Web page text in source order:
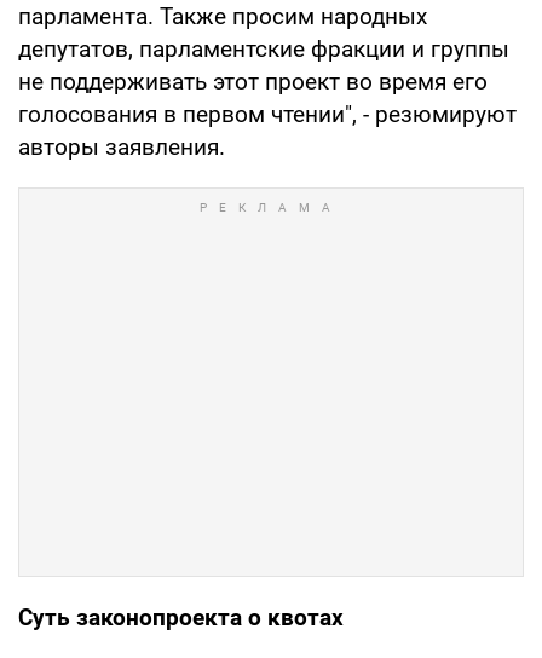
парламента. Также просим народных
депутатов, парламентские фракции и группы
не поддерживать этот проект во время его
голосования в первом чтении", - резюмируют
авторы заявления.
Суть законопроекта о квотах